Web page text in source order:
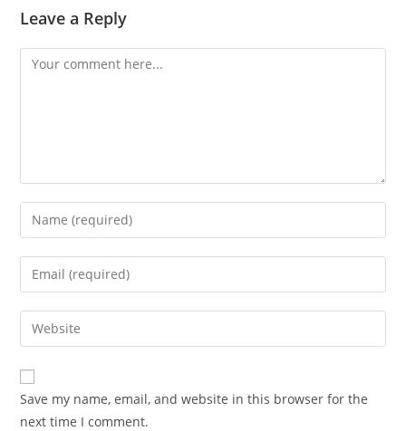
Leave a Reply
Comment
Enter
your
name
comment
Enter
your
email
address
comment
Enter
your
website
URL
(optional)
Save my name, email, and website in this browser for the
next time I comment.